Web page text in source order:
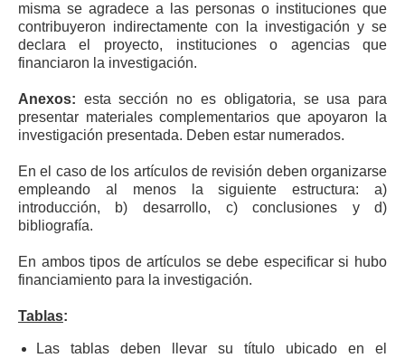
misma se agradece a las personas o instituciones que
contribuyeron indirectamente con la investigación y se
declara el proyecto, instituciones o agencias que
financiaron la investigación.
Anexos: esta sección no es obligatoria, se usa para
presentar materiales complementarios que apoyaron la
investigación presentada. Deben estar numerados.
En el caso de los artículos de revisión deben organizarse
empleando al menos la siguiente estructura: a)
introducción, b) desarrollo, c) conclusiones y d)
bibliografía.
En ambos tipos de artículos se debe especificar si hubo
financiamiento para la investigación.
Tablas:
Las tablas deben llevar su título ubicado en el